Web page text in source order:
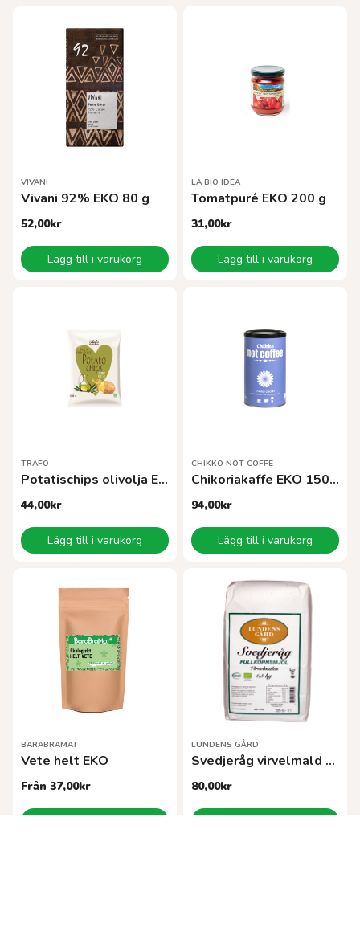
VIVANI
Vivani 92% EKO 80 g
52,00kr
Lägg till i varukorg
LA BIO IDEA
Tomatpuré EKO 200 g
31,00kr
Lägg till i varukorg
TRAFO
Potatischips olivolja EKO100 g
44,00kr
Lägg till i varukorg
CHIKKO NOT COFFE
Chikoriakaffe EKO 150 g
94,00kr
Lägg till i varukorg
BARABRAMAT
Vete helt EKO
Från 37,00kr
Den
LUNDENS GÅRD
Svedjeråg virvelmald 1,5 kg KRAV
80,00kr